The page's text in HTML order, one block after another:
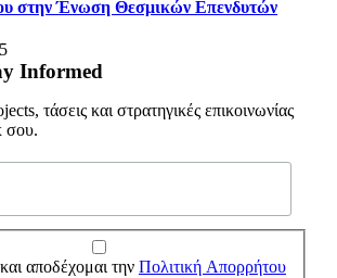
στην Ένωση Θεσμικών Επενδυτών
Informed
τάσεις και στρατηγικές επικοινωνίας
σου.
αποδέχομαι την Πολιτική Απορρήτου